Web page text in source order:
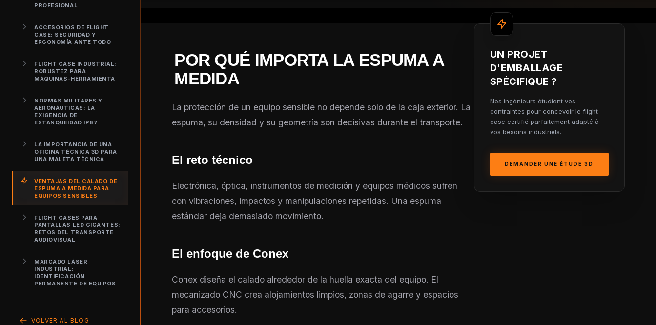
PROFESIONAL
ACCESORIOS DE FLIGHT
CASE: SEGURIDAD Y
ERGONOMÍA ANTE TODO
FLIGHT CASE INDUSTRIAL:
ROBUSTEZ PARA
MÁQUINAS-HERRAMIENTA
NORMAS MILITARES Y
AERONÁUTICAS: LA
EXIGENCIA DE
ESTANQUEIDAD IP67
LA IMPORTANCIA DE UNA
OFICINA TÉCNICA 3D PARA
UNA MALETA TÉCNICA
VENTAJAS DEL CALADO DE
ESPUMA A MEDIDA PARA
EQUIPOS SENSIBLES
FLIGHT CASES PARA
PANTALLAS LED GIGANTES:
RETOS DEL TRANSPORTE
AUDIOVISUAL
MARCADO LÁSER
INDUSTRIAL:
IDENTIFICACIÓN
PERMANENTE DE EQUIPOS
VOLVER AL BLOG
POR QUÉ IMPORTA LA ESPUMA A
MEDIDA
La protección de un equipo sensible no depende solo de la caja exterior. La
espuma, su densidad y su geometría son decisivas durante el transporte.
El reto técnico
Electrónica, óptica, instrumentos de medición y equipos médicos sufren
con vibraciones, impactos y manipulaciones repetidas. Una espuma
estándar deja demasiado movimiento.
El enfoque de Conex
Conex diseña el calado alrededor de la huella exacta del equipo. El
mecanizado CNC crea alojamientos limpios, zonas de agarre y espacios
para accesorios.
UN PROJET
D'EMBALLAGE
SPÉCIFIQUE ?
Nos ingénieurs étudient vos
contraintes pour concevoir le flight
case certifié parfaitement adapté à
vos besoins industriels.
DEMANDER UNE ÉTUDE 3D